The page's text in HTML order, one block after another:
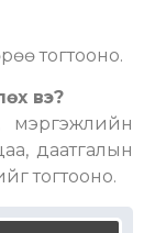
тогтооно.
вэ?
мэргэжлийн
даатгалын
тогтооно.